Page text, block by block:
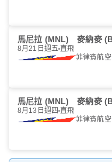
馬尼拉 (MNL) 麥納麥
8月21日週五 直飛
菲律賓航空
馬尼拉 (MNL) 麥納麥
8月13日週四 直飛
菲律賓航空